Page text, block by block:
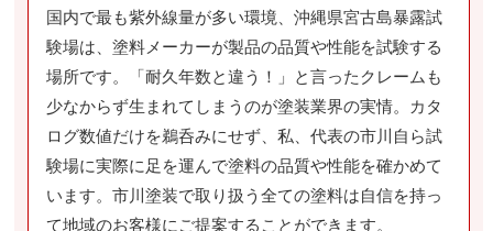
国内で最も紫外線量が多い環境、沖縄県宮古島暴露試
験場は、塗料メーカーが製品の品質や性能を試験する
場所です。「耐久年数と違う！」と言ったクレームも
少なからず生まれてしまうのが塗装業界の実情。カタ
ログ数値だけを鵜呑みにせず、私、代表の市川自ら試
験場に実際に足を運んで塗料の品質や性能を確かめて
います。市川塗装で取り扱う全ての塗料は自信を持っ
て地域のお客様にご提案することができます。